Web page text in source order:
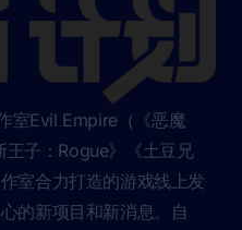
室Evil Empire（《恶魔
王子：Rogue》《土豆兄
室合力打造的游戏线上发
的新项目和新消息。自